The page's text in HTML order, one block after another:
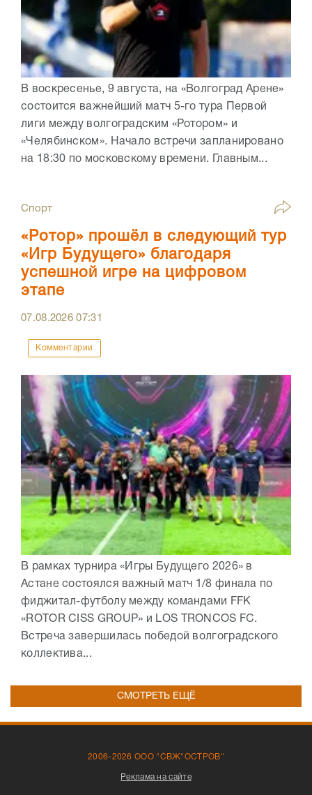
В воскресенье, 9 августа, на «Волгоград Арене»
состоится важнейший матч 5-го тура Первой
лиги между волгоградским «Ротором» и
«Челябинском». Начало встречи запланировано
на 18:30 по московскому времени. Главным...
Спорт
«Ротор» прошёл в следующий тур
«Игр Будущего» благодаря
успешной игре на цифровом
этапе
07.08.202607:31
Комментарии
В рамках турнира «Игры Будущего 2026» в
Астане состоялся важный матч 1/8 финала по
фиджитал-футболу между командами FFK
«ROTOR CISS GROUP» и LOS TRONCOS FC.
Встреча завершилась победой волгоградского
коллектива...
СМОТРЕТЬ ЕЩЁ
2006-2026 ООО "СВЖ"ОСТРОВ"
Реклама на сайте